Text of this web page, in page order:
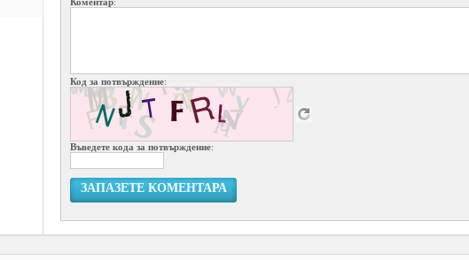
Код за потвърждение:
Въведете кода за потвърждение:
ЗАПАЗЕТЕ КОМЕНТАРА